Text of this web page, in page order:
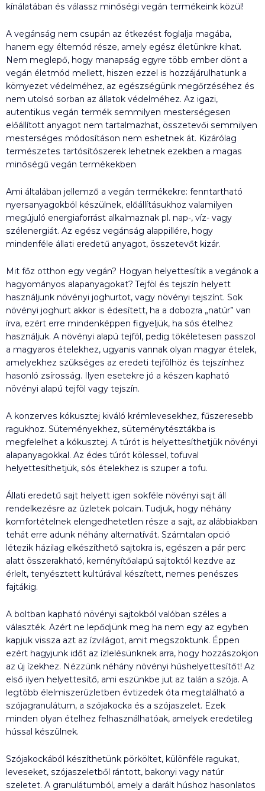
kínálatában és válassz minőségi vegán termékeink közül!
A vegánság nem csupán az étkezést foglalja magába,
hanem egy éltemód része, amely egész életünkre kihat.
Nem meglepő, hogy manapság egyre több ember dönt a
vegán életmód mellett, hiszen ezzel is hozzájárulhatunk a
környezet védelméhez, az egészségünk megőrzéséhez és
nem utolsó sorban az állatok védelméhez. Az igazi,
autentikus vegán termék semmilyen mesterségesen
előállított anyagot nem tartalmazhat, összetevői semmilyen
mesterséges módosításon nem eshetnek át. Kizárólag
természetes tartósítószerek lehetnek ezekben a magas
minőségű vegán termékekben
Ami általában jellemző a vegán termékekre: fenntartható
nyersanyagokból készülnek, előállításukhoz valamilyen
megújuló energiaforrást alkalmaznak pl. nap-, víz- vagy
szélenergiát. Az egész vegánság alappillére, hogy
mindenféle állati eredetű anyagot, összetevőt kizár.
Mit főz otthon egy vegán? Hogyan helyettesítik a vegánok a
hagyományos alapanyagokat? Tejföl és tejszín helyett
használjunk növényi joghurtot, vagy növényi tejszínt. Sok
növényi joghurt akkor is édesített, ha a dobozra „natúr” van
írva, ezért erre mindenképpen figyeljük, ha sós ételhez
használjuk. A növényi alapú tejföl, pedig tökéletesen passzol
a magyaros ételekhez, ugyanis vannak olyan magyar ételek,
amelyekhez szükséges az eredeti tejfölhöz és tejszínhez
hasonló zsírosság. Ilyen esetekre jó a készen kapható
növényi alapú tejföl vagy tejszín.
A konzerves kókusztej kiváló krémlevesekhez, fűszeresebb
ragukhoz. Süteményekhez, süteménytésztákba is
megfelelhet a kókusztej. A túrót is helyettesíthetjük növényi
alapanyagokkal. Az édes túrót kölessel, tofuval
helyettesíthetjük, sós ételekhez is szuper a tofu.
Állati eredetű sajt helyett igen sokféle növényi sajt áll
rendelkezésre az üzletek polcain. Tudjuk, hogy néhány
komfortételnek elengedhetetlen része a sajt, az alábbiakban
tehát erre adunk néhány alternatívát. Számtalan opció
létezik házilag elkészíthető sajtokra is, egészen a pár perc
alatt összerakható, keményítőalapú sajtoktól kezdve az
érlelt, tenyésztett kultúrával készített, nemes penészes
fajtákig.
A boltban kapható növényi sajtokból valóban széles a
választék. Azért ne lepődjünk meg ha nem egy az egyben
kapjuk vissza azt az ízvilágot, amit megszoktunk. Éppen
ezért hagyjunk időt az ízlelésünknek arra, hogy hozzászokjon
az új ízekhez. Nézzünk néhány növényi húshelyettesítőt! Az
első ilyen helyettesítő, ami eszünkbe jut az talán a szója. A
legtöbb élelmiszerüzletben évtizedek óta megtalálható a
szójagranulátum, a szójakocka és a szójaszelet. Ezek
minden olyan ételhez felhasználhatóak, amelyek eredetileg
hússal készülnek.
Szójakockából készíthetünk pörköltet, különféle ragukat,
leveseket, szójaszeletből rántott, bakonyi vagy natúr
szeletet. A granulátumból, amely a darált húshoz hasonlatos